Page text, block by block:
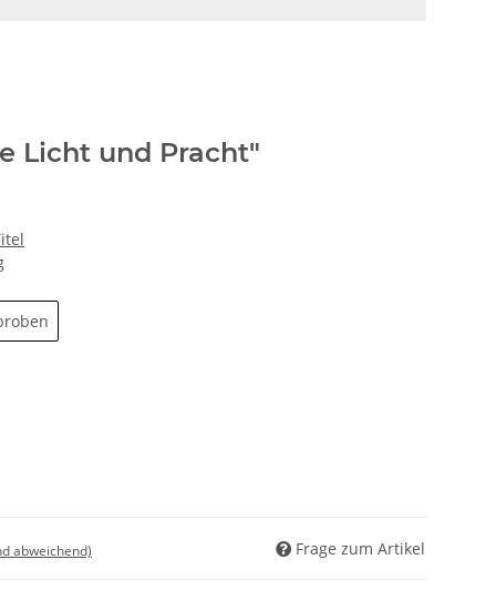
Licht und Pracht"
abweichend) Frage zum Artikel